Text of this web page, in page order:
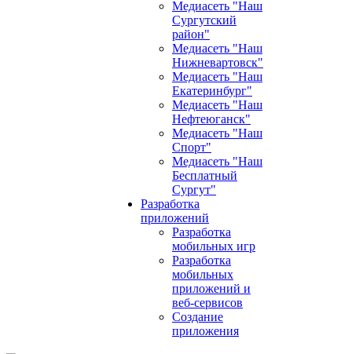
Медиасеть "Наш
Сургутский
район"
Медиасеть "Наш
Нижневартовск"
Медиасеть "Наш
Екатеринбург"
Медиасеть "Наш
Нефтеюганск"
Медиасеть "Наш
Спорт"
Медиасеть "Наш
Бесплатный
Сургут"
Разработка
приложений
Разработка
мобильных игр
Разработка
мобильных
приложений и
веб-сервисов
Создание
приложения